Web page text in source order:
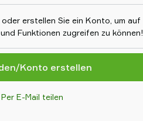
erstellen Sie ein Konto, um auf
Funktionen zugreifen zu können!
Konto erstellen
Per E-Mail teilen